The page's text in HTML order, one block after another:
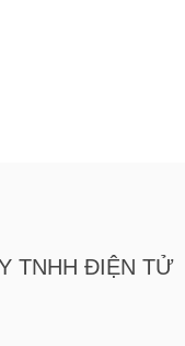
TNHH ĐIỆN TỬ